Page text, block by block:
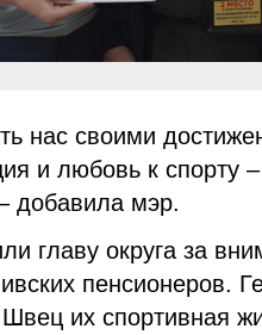
нас своими
и любовь к спорту
добавила мэр.
главу округа за
пенсионеров.
их спортивная